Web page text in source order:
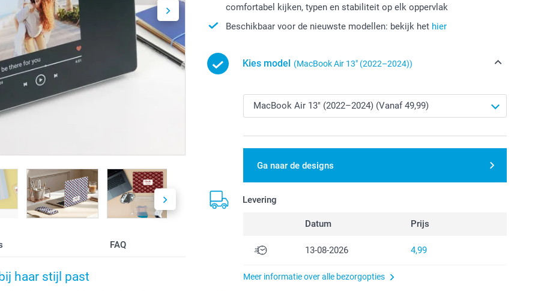
FAQ
haar stijl past
comfortabel kijken, typen en stabiliteit op elk oppervlak
Beschikbaar voor de nieuwste modellen: bekijk het hier
Kies model (MacBook Air 13″ (2022–2024))
Ga naar de designs
Levering
Datum Prijs
13-08-2026 4,99
Meer informatie over alle bezorgopties